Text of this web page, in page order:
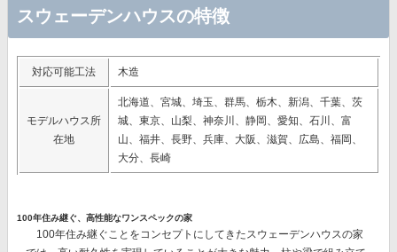
スウェーデンハウスの特徴
対応可能工法 木造
モデルハウス所
在地
北海道、宮城、埼玉、群馬、栃木、新潟、千葉、茨
城、東京、山梨、神奈川、静岡、愛知、石川、富
山、福井、長野、兵庫、大阪、滋賀、広島、福岡、
大分、長崎
100年住み継ぐ、高性能なワンスペックの家
100年住み継ぐことをコンセプトにしてきたスウェーデンハウスの家